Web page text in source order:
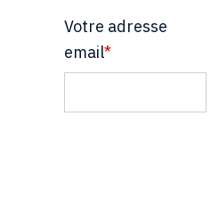
Votre adresse
email*